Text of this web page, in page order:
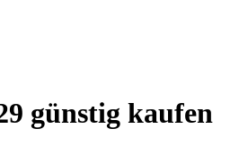
günstig kaufen